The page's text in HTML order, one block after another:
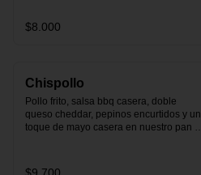
$8.000
Chispollo
Pollo frito, salsa bbq casera, doble
queso cheddar, pepinos encurtidos y un
toque de mayo casera en nuestro pan